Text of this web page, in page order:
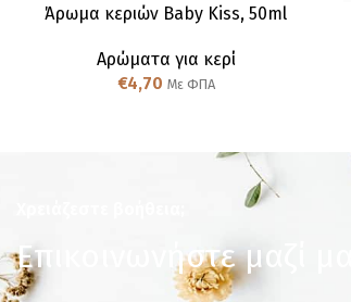
Άρωμα κεριών Baby Kiss, 50ml
Αρώματα για κερί
€4,70 Με ΦΠΑ
Επικοινωνήστε μαζί μας